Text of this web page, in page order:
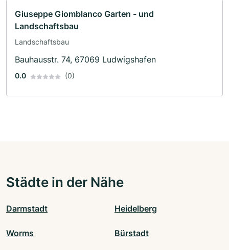
Giuseppe Giomblanco Garten - und
Landschaftsbau
Landschaftsbau
Bauhausstr. 74, 67069 Ludwigshafen
0.0 (0)
Städte in der Nähe
Darmstadt Heidelberg
Worms Bürstadt